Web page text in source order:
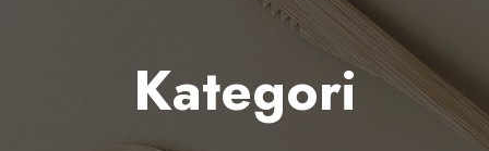
Kategori